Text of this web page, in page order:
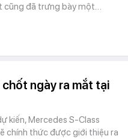
cũng đã trưng bày một…
ngày ra mắt tại
kiến, Mercedes S-Class
chính thức được giới thiệu ra